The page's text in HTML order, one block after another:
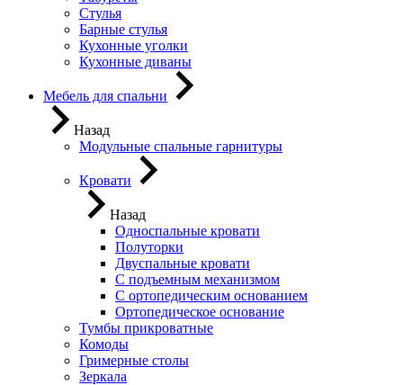
Стулья
Барные стулья
Кухонные уголки
Кухонные диваны
Мебель для спальни
Назад
Модульные спальные гарнитуры
Кровати
Назад
Односпальные кровати
Полуторки
Двуспальные кровати
С подъемным механизмом
С ортопедическим основанием
Ортопедическое основание
Тумбы прикроватные
Комоды
Гримерные столы
Зеркала